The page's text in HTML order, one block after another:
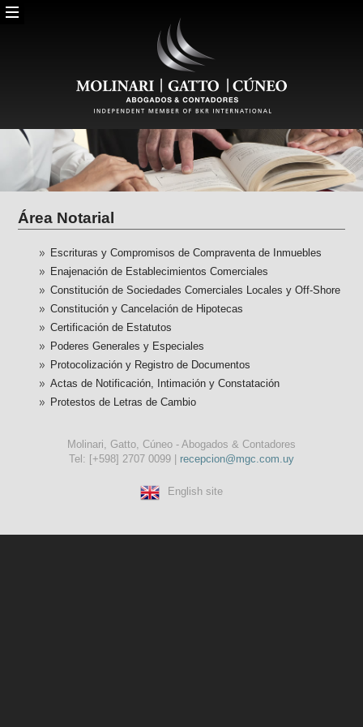
Área Notarial
Escrituras y Compromisos de Compraventa de Inmuebles
Enajenación de Establecimientos Comerciales
Constitución de Sociedades Comerciales Locales y Off-Shore
Constitución y Cancelación de Hipotecas
Certificación de Estatutos
Poderes Generales y Especiales
Protocolización y Registro de Documentos
Actas de Notificación, Intimación y Constatación
Protestos de Letras de Cambio
Molinari, Gatto, Cúneo - Abogados & Contadores
Tel: [+598] 2707 0099 | recepcion@mgc.com.uy
English site